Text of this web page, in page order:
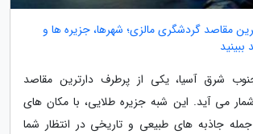
مقاصد گردشگری مالزی؛ شهرها، جزیره ها و
شرق آسیا، یکی از پرطرف دارترین مقاصد
می آید. این شبه جزیره طلایی، با مکان های
جاذبه های طبیعی و تاریخی در انتظار شما